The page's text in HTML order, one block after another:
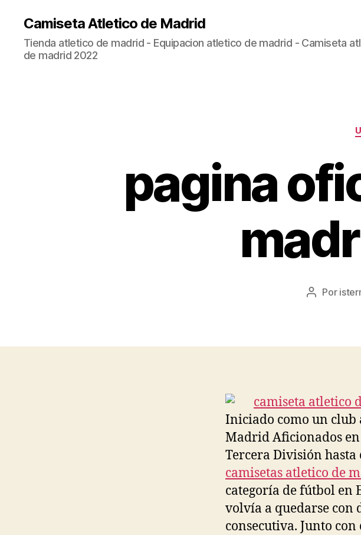
Camiseta Atletico de Madrid
Tienda atletico de madrid - Equipacion atletico de madrid - Camiseta
de madrid 2022
pagina
Autor
Por
Iniciado como un club
Madrid Aficionados
Tercera División
camisetas atletico de
categoría de fútbol en
volvía a quedarse con
consecutiva. Junto con